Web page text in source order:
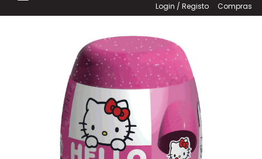
Login / Registo Compras